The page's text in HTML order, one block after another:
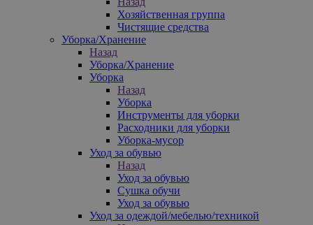
Хозяйственная группа
Чистящие средства
Уборка/Хранение
Назад
Уборка/Хранение
Уборка
Назад
Уборка
Инструменты для уборки
Расходники для уборки
Уборка-мусор
Уход за обувью
Назад
Уход за обувью
Сушка обучи
Уход за обувью
Уход за одеждой/мебелью/техникой